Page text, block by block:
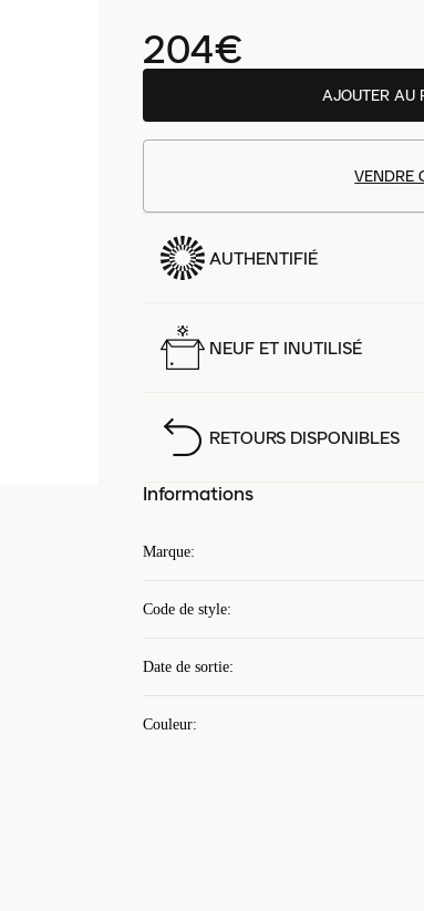
204€
AJOUTER AU
VENDRE
AUTHENTIFIÉ
NEUF ET INUTILISÉ
RETOURS DISPONIBLES
Informations
Marque:
Code de style:
Date de sortie:
Couleur: